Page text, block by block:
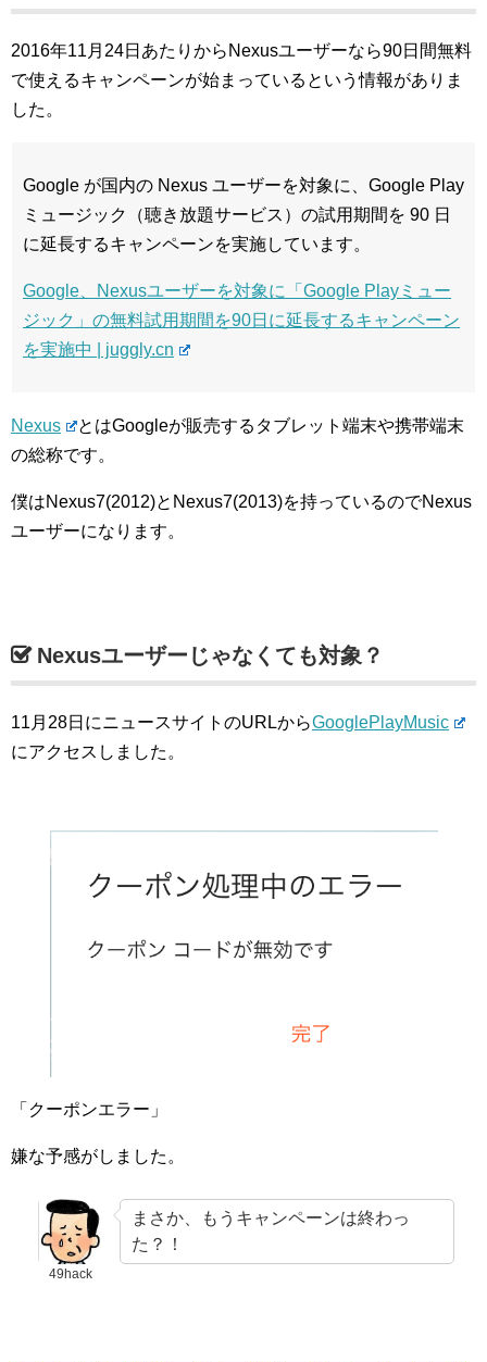
2016年11月24日あたりからNexusユーザーなら90日間無料
で使えるキャンペーンが始まっているという情報がありま
した。
Google が国内の Nexus ユーザーを対象に、Google Play
ミュージック（聴き放題サービス）の試用期間を 90 日
に延長するキャンペーンを実施しています。
Google、Nexusユーザーを対象に「Google Playミュー
ジック」の無料試用期間を90日に延長するキャンペーン
を実施中 | juggly.cn
Nexus
とはGoogleが販売するタブレット端末や携帯端末
の総称です。
僕はNexus7(2012)とNexus7(2013)を持っているのでNexus
ユーザーになります。
Nexusユーザーじゃなくても対象？
11月28日にニュースサイトのURLからGooglePlayMusic
にアクセスしました。
「クーポンエラー」
嫌な予感がしました。
49hack
まさか、もうキャンペーンは終わっ
た？！